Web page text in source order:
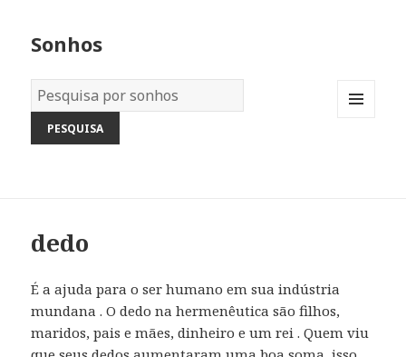
Sonhos
Dicionário
dos
Sonhos:
dedo
É a ajuda para o ser humano em sua indústria
mundana . O dedo na hermenêutica são filhos,
maridos, pais e mães, dinheiro e um rei . Quem viu